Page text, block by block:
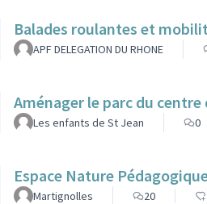
Balades roulantes et
APF DELEGATION DU RHONE
Aménager le parc du centre
Les enfants de St Jean 0
Espace Nature
Martignolles 20